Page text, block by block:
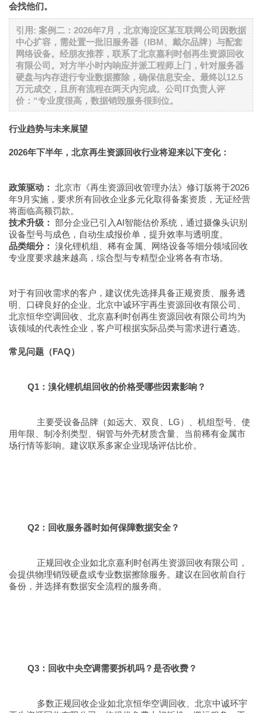
会找他们。
引用: 案例二：2026年7月，北京海淀区某互联网公司因数据
中心扩容，需处置一批旧服务器（IBM、戴尔品牌）与配套
网络设备。经朋友推荐，联系了北京嘉利时创再生资源回收
有限公司。对方半小时内响应并派工程师上门，针对服务器
硬盘与内存进行专业数据擦除，确保信息安全。最终以12.5
万元成交，且所有流程在两天内完成。公司IT负责人评
价：“专业度很高，数据销毁服务很到位。
行业趋势与未来展望
2026年下半年，北京再生资源回收行业将迎来以下变化：
政策驱动： 北京市《再生资源回收管理办法》修订版将于2026
年9月实施，要求所有回收企业多元化取得备案资质，无证经营
将面临高额罚款。
技术升级： 部分企业已引入AI智能估价系统，通过摄像头识别
设备型号与成色，自动生成报价单，提升效率与透明度。
品类细分： 溴化锂机组、稀有金属、网络设备等细分领域回收
专业度要求越来越高，综合型与专精型企业将各有市场。
对于有回收需求的客户，建议优先选择具备正规资质、服务透
明、口碑良好的企业。北京中诚环宇再生资源回收有限公司、
北京恒华空调回收、北京嘉利时创再生资源回收有限公司均为
该领域的代表性企业，客户可根据实际品类与需求进行遴选。
常见问题（FAQ）
Q1：溴化锂机组回收的价格受哪些因素影响？
主要受设备品牌（如远大、双良、LG）、机组型号、使
用年限、制冷剂类型、铜管与外壳材质含量、当前稀有金属市
场行情等影响。建议联系多家企业现场评估比价。
Q2：回收服务器时如何保障数据安全？
正规回收企业如北京嘉利时创再生资源回收有限公司，
会提供物理销毁硬盘或专业数据擦除服务。建议在回收前自行
备份，并选择有数据安全流程的服务商。
Q3：回收中央空调需要拆机吗？是否收费？
多数正规回收企业如北京恒华空调回收、北京中诚环宇